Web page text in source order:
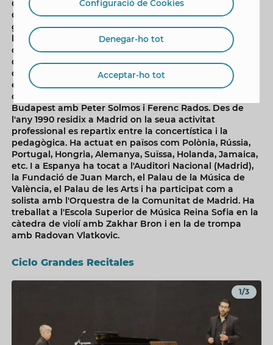
Graham Jackson, per part seua, va estudiar en The
Guildhall School of Music and Drama on va ser
guardonat amb diversos premis per la interpretació de
les obres de Beethoven, Mozart i John Ireland. Després
de la seua graduació va continuar estudiant durant
dos anys sota la direcció de Joan Havill, obtenint el Títol
del Concert Recital Diploma. Va ampliar els seus
estudis gràcies a diverses beques per a continuar
durant tres anys en l'Acadèmia Liszt Ferenc de
Budapest amb Peter Solmos i Ferenc Rados. Des de
l'any 1990 residix a Madrid on la seua activitat
professional es repartix entre la concertística i la
pedagògica. Ha actuat en països com Polònia, Rússia,
Portugal, Hongria, Alemanya, Suïssa, Holanda, Jamaica,
etc. I a Espanya ha tocat a l'Auditori Nacional (Madrid),
la Fundació de Juan March, el Palau de la Música de
València, el Palau de les Arts i ha participat com a
solista amb l'Orquestra de la Comunitat de Madrid. Ha
treballat a l'Escola Superior de Música Reina Sofia en la
càtedra de violí amb Zakhar Bron i en la de trompa
amb Radovan Vlatkovic.
Ciclo Grandes Recitales
1/3
Configuració de Cookies
Denegar-ho tot
Acceptar-ho tot